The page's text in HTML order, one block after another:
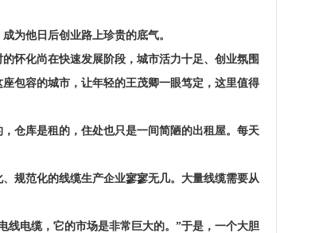
为他日后创业路上珍贵的底气。
怀化尚在快速发展阶段，城市活力十足、创业氛围
座包容的城市，让年轻的王茂卿一眼笃定，这里值得
仓库是租的，住处也只是一间简陋的出租屋。每天
规范化的线缆生产企业寥寥无几。大量线缆需要从
线电缆，它的市场是非常巨大的。”于是，一个大胆